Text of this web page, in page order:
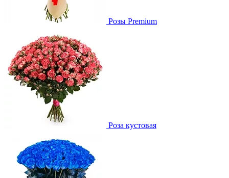
Розы Premium
Роза кустовая